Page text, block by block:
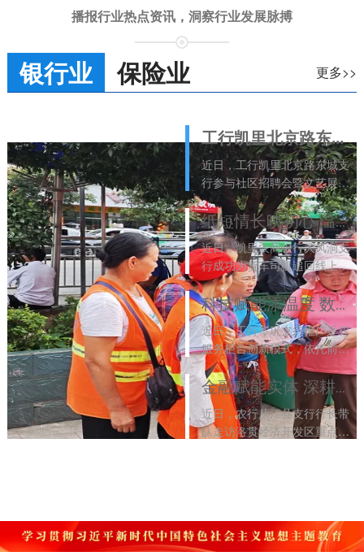
播报行业热点资讯，洞察行业发展脉搏
银行业 更多>>
保险业
工行凯里北京路东城支行：夏送清凉助就业 金融宣教护民生
近日，工行凯里北京路东城支
行参与社区招聘会暨文艺展演
活动，将就业帮扶、金融宣
教、夏日慰问相结合，普及反
假货币等金融知识，慰问一线
环卫工人，切实惠民便民，彰
显大行...[2026-08-05]
纸短情长映初心 温情服务获民赞
近日，凯里农商银行大风洞支
行成功为货车司机追回线上不
明误扣资金，获客户专程致
谢。该行多次为群众挽回资金
损失，常态化开展金融宣教，
以暖心金融服务守护群众财产
安全。[2026-08-05]
科技赋能添温度 数字金融惠民生
近日，工行岑巩支行推广远程
服务柜台创新模式，依托前沿
数字技术精简业务流程、压缩
办理时长，覆盖多类高频业务
场景。该行将持续深耕数字金
融建设，以智能暖心服务赋能
民生...[2026-08-04]
金融赋能实体 深耕产业发展
近日，农行从江县支行行长带
队走访洛贯经济开发区重点木
地方...[2026-08-04]